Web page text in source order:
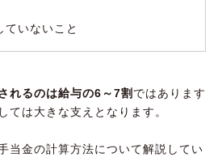
ていないこと
れるのは給与の6～7割 ではあります
ては大きな支えとなります。
当金の計算方法について解説してい